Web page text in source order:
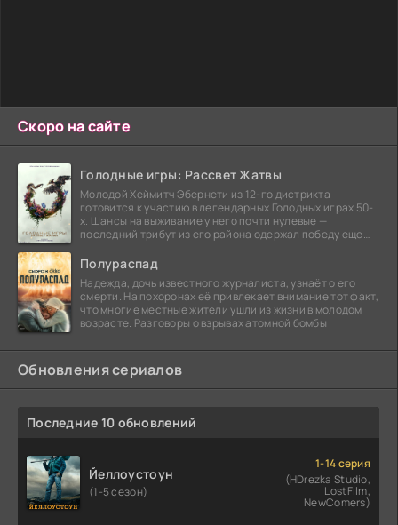
Скоро на сайте
Голодные игры: Рассвет Жатвы
Молодой Хеймитч Эбернети из 12-го дистрикта
готовится к участию в легендарных Голодных играх 50-
х. Шансы на выживание у него почти нулевые —
последний трибут из его района одержал победу еще
Полураспад
Надежда, дочь известного журналиста, узнаёт о его
смерти. На похоронах её привлекает внимание тот факт,
что многие местные жители ушли из жизни в молодом
возрасте. Разговоры о взрывах атомной бомбы
Обновления сериалов
Последние 10 обновлений
Йеллоустоун
(1-5 сезон)
1-14 серия
(HDrezka Studio,
LostFilm,
NewComers)